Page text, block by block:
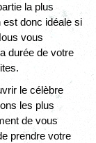
la plus
est donc idéale si
vous
durée de votre
le célèbre
les plus
de vous
prendre votre